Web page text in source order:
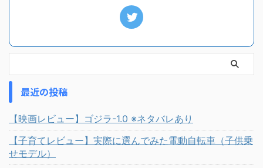
最近の投稿
【映画レビュー】ゴジラ-1.0 ※ネタバレあり
【子育てレビュー】実際に選んでみた電動自転車（子供乗
せモデル）